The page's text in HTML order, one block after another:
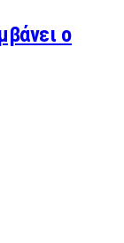
ο